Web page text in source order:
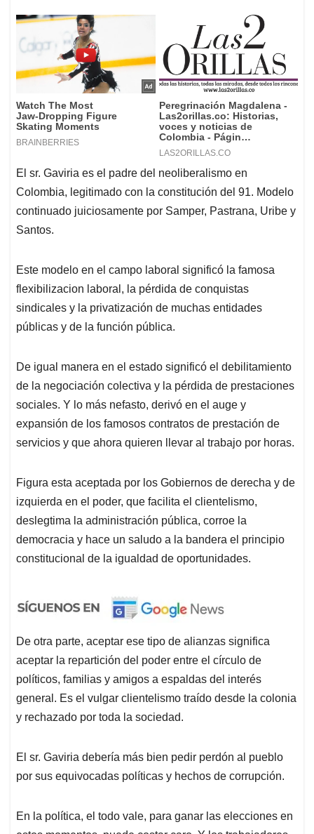
El sr. Gaviria es el padre del neoliberalismo en
Colombia, legitimado con la constitución del 91. Modelo
continuado juiciosamente por Samper, Pastrana, Uribe y
Santos.
Este modelo en el campo laboral significó la famosa
flexibilizacion laboral, la pérdida de conquistas
sindicales y la privatización de muchas entidades
públicas y de la función pública.
De igual manera en el estado significó el debilitamiento
de la negociación colectiva y la pérdida de prestaciones
sociales. Y lo más nefasto, derivó en el auge y
expansión de los famosos contratos de prestación de
servicios y que ahora quieren llevar al trabajo por horas.
Figura esta aceptada por los Gobiernos de derecha y de
izquierda en el poder, que facilita el clientelismo,
deslegtima la administración pública, corroe la
democracia y hace un saludo a la bandera el principio
constitucional de la igualdad de oportunidades.
De otra parte, aceptar ese tipo de alianzas significa
aceptar la repartición del poder entre el círculo de
políticos, familias y amigos a espaldas del interés
general. Es el vulgar clientelismo traído desde la colonia
y rechazado por toda la sociedad.
El sr. Gaviria debería más bien pedir perdón al pueblo
por sus equivocadas políticas y hechos de corrupción.
En la política, el todo vale, para ganar las elecciones en